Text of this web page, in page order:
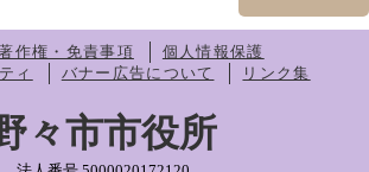
作権・免責事項
個人情報保護
ィ
バナー広告について リンク集
々市市役所